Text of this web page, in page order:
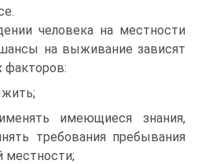
человека на местности
на выживание зависят
факторов:
имеющиеся знания,
требования пребывания
местности;